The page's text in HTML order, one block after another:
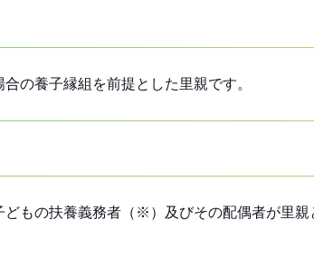
の養子縁組を前提とした里親です。
もの扶養義務者（※）及びその配偶者が里親